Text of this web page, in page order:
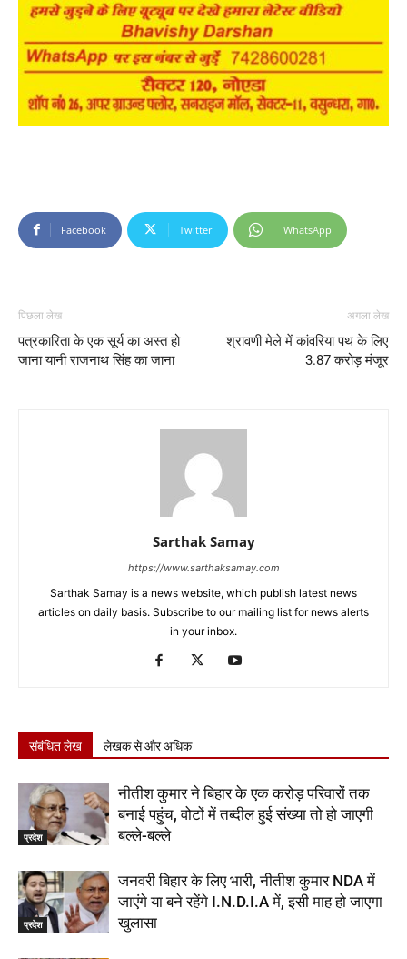
Facebook Twitter WhatsApp
पिछला लेख
पत्रकारिता के एक सूर्य का अस्त हो
जाना यानी राजनाथ सिंह का जाना
अगला लेख
श्रावणी मेले में कांवरिया पथ के लिए
3.87 करोड़ मंजूर
Sarthak Samay
https://www.sarthaksamay.com
Sarthak Samay is a news website, which publish latest news
articles on daily basis. Subscribe to our mailing list for news alerts
in your inbox.
संबंधित लेख लेखक से और अधिक
प्रदेश
नीतीश कुमार ने बिहार के एक करोड़ परिवारों तक
बनाई पहुंच, वोटों में तब्दील हुई संख्या तो हो जाएगी
बल्ले-बल्ले
प्रदेश
जनवरी बिहार के लिए भारी, नीतीश कुमार NDA में
जाएंगे या बने रहेंगे I.N.D.I.A में, इसी माह हो जाएगा
खुलासा